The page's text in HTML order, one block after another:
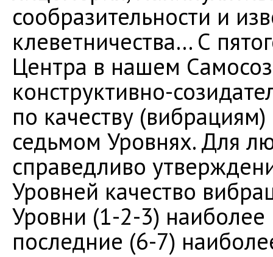
сообразительности и
клеветничества… С
Центра в нашем
конструктивно-
по качеству
седьмом Уровнях. Для
справедливо
Уровней качество
Уровни (1-2-3)
последние (6-7)